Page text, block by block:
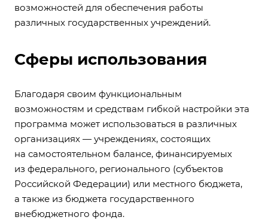
возможностей для обеспечения работы
различных государственных учреждений.
Сферы использования
Благодаря своим функциональным
возможностям и средствам гибкой настройки эта
программа может использоваться в различных
организациях — учреждениях, состоящих
на самостоятельном балансе, финансируемых
из федерального, регионального (субъектов
Российской Федерации) или местного бюджета,
а также из бюджета государственного
внебюджетного фонда.